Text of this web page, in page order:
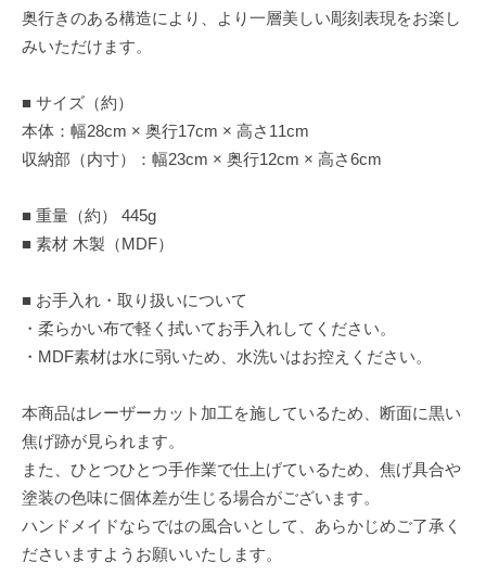
奥行きのある構造により、より一層美しい彫刻表現をお楽し
みいただけます。
■ サイズ（約）
本体：幅28cm × 奥行17cm × 高さ11cm
収納部（内寸）：幅23cm × 奥行12cm × 高さ6cm
■ 重量（約） 445g
■ 素材 木製（MDF）
■ お手入れ・取り扱いについて
・柔らかい布で軽く拭いてお手入れしてください。
・MDF素材は水に弱いため、水洗いはお控えください。
本商品はレーザーカット加工を施しているため、断面に黒い
焦げ跡が見られます。
また、ひとつひとつ手作業で仕上げているため、焦げ具合や
塗装の色味に個体差が生じる場合がございます。
ハンドメイドならではの風合いとして、あらかじめご了承く
ださいますようお願いいたします。